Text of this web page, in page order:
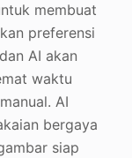
membuat
preferensi
AI akan
waktu
AI
bergaya
siap